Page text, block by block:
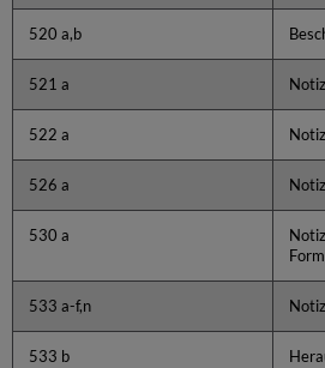
520 a,b
521 a
522 a
526 a
530 a
533 a-f,n
533 b